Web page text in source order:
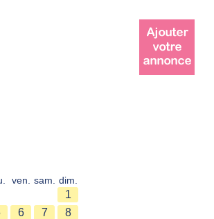
ven. sam. dim.
1
6 7
8